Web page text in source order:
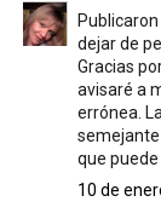
dejar de
Gracias
avisaré a
errónea.
que puede
10 de